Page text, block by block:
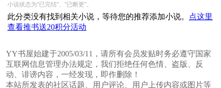
小说状态为"已完结"、"已断更"。
此分类没有找到相关小说，等待您的推荐添加小说。
点这里
查看推书送20积分活动
YY书屋始建于2005/03/11，请所有会员发贴时务必遵守国家
互联网信息管理办法规定，我们拒绝任何色情、盗版、反
动、诽谤内容，一经发现，即作删除！
本站所发表的社区话题、用户评论、用户上传内容或图片等